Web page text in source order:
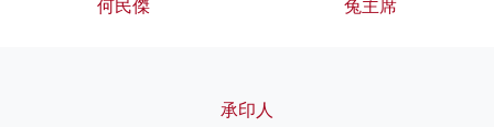
何民傑 兔主席
承印人